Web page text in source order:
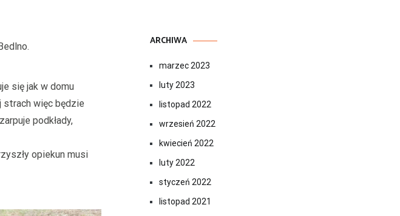
się jak w domu
strach więc będzie
podkłady,
opiekun musi
ARCHIWA
marzec 2023
luty 2023
listopad 2022
wrzesień 2022
kwiecień 2022
luty 2022
styczeń 2022
listopad 2021